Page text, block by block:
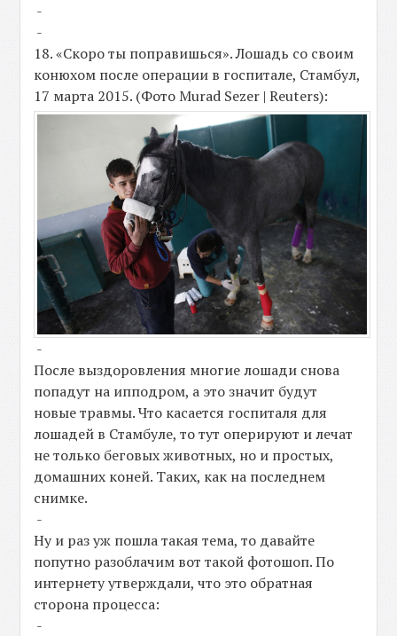
-
-
18. «Скоро ты поправишься». Лошадь со своим
конюхом после операции в госпитале, Стамбул,
17 марта 2015. (Фото Murad Sezer | Reuters):
-
После выздоровления многие лошади снова
попадут на ипподром, а это значит будут
новые травмы. Что касается госпиталя для
лошадей в Стамбуле, то тут оперируют и лечат
не только беговых животных, но и простых,
домашних коней. Таких, как на последнем
снимке.
-
Ну и раз уж пошла такая тема, то давайте
попутно разоблачим вот такой фотошоп. По
интернету утверждали, что это обратная
сторона процесса:
-